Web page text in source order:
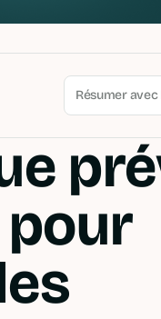
Résumer avec